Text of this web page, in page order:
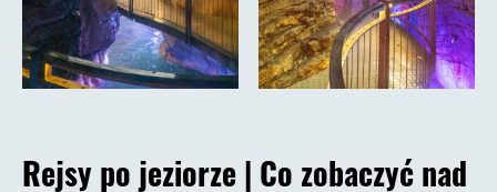
Rejsy po jeziorze | Co zobaczyć nad